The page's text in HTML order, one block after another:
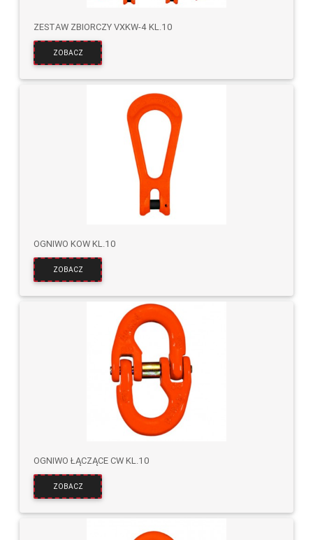
ZESTAW ZBIORCZY VXKW-4 KL.10
ZOBACZ
OGNIWO KOW KL.10
ZOBACZ
OGNIWO ŁĄCZĄCE CW KL.10
ZOBACZ